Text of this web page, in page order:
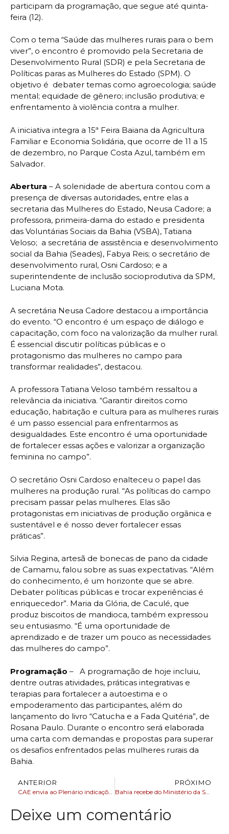
participam da programação, que segue até quinta-
feira (12).
Com o tema “Saúde das mulheres rurais para o bem
viver”, o encontro é promovido pela Secretaria de
Desenvolvimento Rural (SDR) e pela Secretaria de
Políticas paras as Mulheres do Estado (SPM). O
objetivo é debater temas como agroecologia; saúde
mental; equidade de gênero; inclusão produtiva; e
enfrentamento à violência contra a mulher.
A iniciativa integra a 15ª Feira Baiana da Agricultura
Familiar e Economia Solidária, que ocorre de 11 a 15
de dezembro, no Parque Costa Azul, também em
Salvador.
Abertura – A solenidade de abertura contou com a
presença de diversas autoridades, entre elas a
secretaria das Mulheres do Estado, Neusa Cadore; a
professora, primeira-dama do estado e presidenta
das Voluntárias Sociais da Bahia (VSBA), Tatiana
Veloso; a secretária de assistência e desenvolvimento
social da Bahia (Seades), Fabya Reis; o secretário de
desenvolvimento rural, Osni Cardoso; e a
superintendente de inclusão socioprodutiva da SPM,
Luciana Mota.
A secretária Neusa Cadore destacou a importância
do evento. “O encontro é um espaço de diálogo e
capacitação, com foco na valorização da mulher rural.
É essencial discutir políticas públicas e o
protagonismo das mulheres no campo para
transformar realidades”, destacou.
A professora Tatiana Veloso também ressaltou a
relevância da iniciativa. “Garantir direitos como
educação, habitação e cultura para as mulheres rurais
é um passo essencial para enfrentarmos as
desigualdades. Este encontro é uma oportunidade
de fortalecer essas ações e valorizar a organização
feminina no campo”.
O secretário Osni Cardoso enalteceu o papel das
mulheres na produção rural. “As políticas do campo
precisam passar pelas mulheres. Elas são
protagonistas em iniciativas de produção orgânica e
sustentável e é nosso dever fortalecer essas
práticas”.
Silvia Regina, artesã de bonecas de pano da cidade
de Camamu, falou sobre as suas expectativas. “Além
do conhecimento, é um horizonte que se abre.
Debater políticas públicas e trocar experiências é
enriquecedor”. Maria da Glória, de Caculé, que
produz biscoitos de mandioca, também expressou
seu entusiasmo. “É uma oportunidade de
aprendizado e de trazer um pouco as necessidades
das mulheres do campo”.
Programação – A programação de hoje incluiu,
dentre outras atividades, práticas integrativas e
terapias para fortalecer a autoestima e o
empoderamento das participantes, além do
lançamento do livro “Catucha e a Fada Quitéria”, de
Rosana Paulo. Durante o encontro será elaborada
uma carta com demandas e propostas para superar
os desafios enfrentados pelas mulheres rurais da
Bahia.
ANTERIOR PRÓXIMO
Bahia recebe do Ministério da Saúde novo lote com 65 mil doses de vacina contra Covid-19
Deixe um comentário